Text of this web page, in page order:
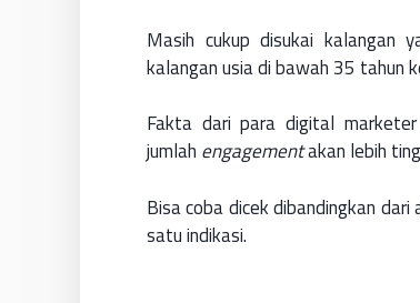
Masih cukup disukai kalangan
kalangan usia di bawah 35 tahun
Fakta dari para digital
jumlah engagementakan lebih
Bisa coba dicek dibandingkan
satu indikasi.